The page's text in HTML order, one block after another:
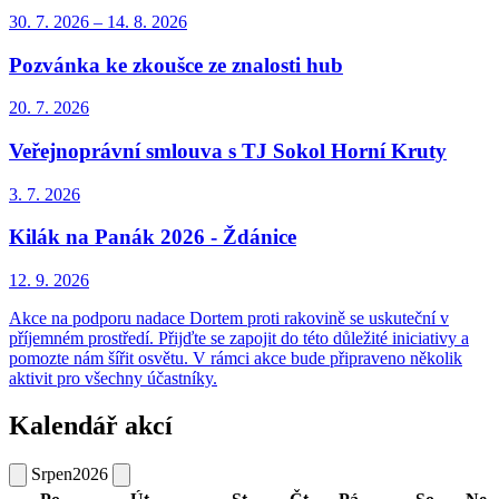
30. 7. 2026 – 14. 8. 2026
Pozvánka ke zkoušce ze znalosti hub
20. 7. 2026
Veřejnoprávní smlouva s TJ Sokol Horní Kruty
3. 7. 2026
Kilák na Panák 2026 - Ždánice
12. 9. 2026
Akce na podporu nadace Dortem proti rakovině se uskuteční v
příjemném prostředí. Přijďte se zapojit do této důležité iniciativy a
pomozte nám šířit osvětu. V rámci akce bude připraveno několik
aktivit pro všechny účastníky.
Kalendář akcí
Srpen2026